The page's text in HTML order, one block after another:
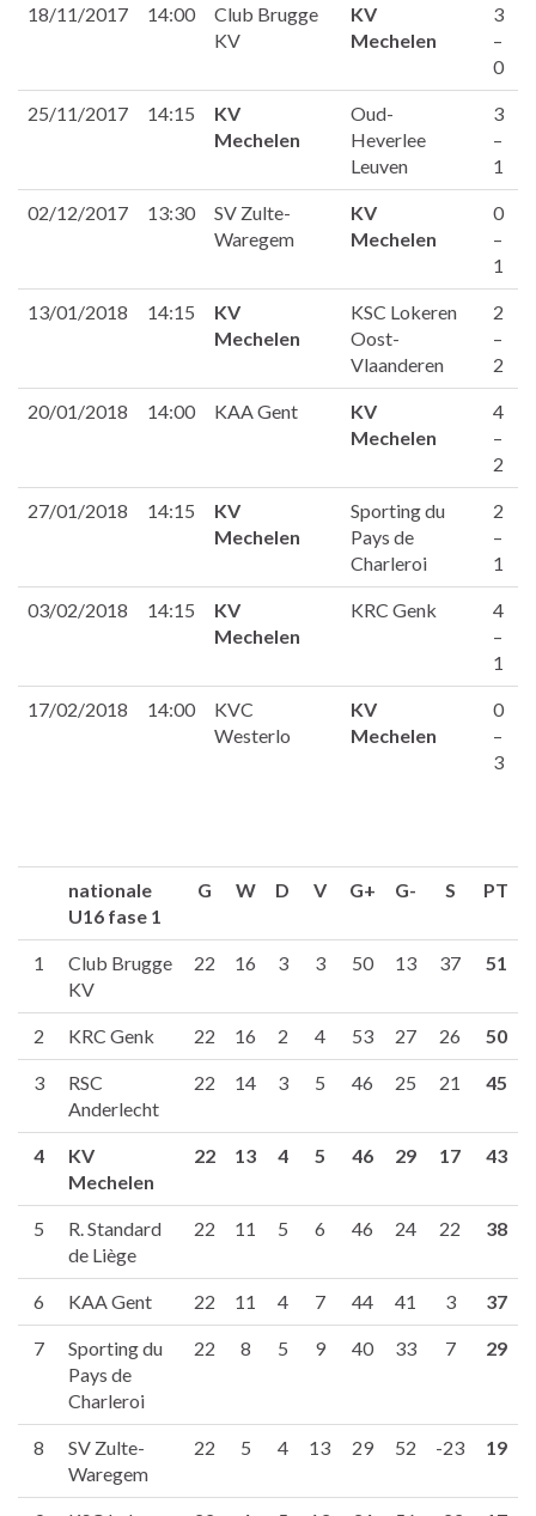
18/11/2017 14:00
Club Brugge
KV
KV
Mechelen
3
–
0
25/11/2017 14:15
KV
Mechelen
Oud-
Heverlee
Leuven
3
–
1
02/12/2017 13:30
SV Zulte-
Waregem
KV
Mechelen
0
–
1
13/01/2018 14:15
KV
Mechelen
KSC Lokeren
Oost-
Vlaanderen
2
–
2
20/01/2018 14:00 KAA Gent
KV
Mechelen
4
–
2
27/01/2018 14:15
KV
Mechelen
Sporting du
Pays de
Charleroi
2
–
1
03/02/2018 14:15
KV
Mechelen
KRC Genk
4
–
1
17/02/2018 14:00
KVC
Westerlo
KV
Mechelen
0
–
3
nationale
U16 fase 1
G W D V G+ G- S PT
1
Club Brugge
KV
22 16 3 3 50 13 37 51
2 KRC Genk 22 16 2 4 53 27 26 50
3
RSC
Anderlecht
22 14 3 5 46 25 21 45
4
KV
Mechelen
22 13 4 5 46 29 17 43
5
R. Standard
de Liège
22 11 5 6 46 24 22 38
6 KAA Gent 22 11 4 7 44 41 3 37
7
Sporting du
Pays de
Charleroi
22 8 5 9 40 33 7 29
8
SV Zulte-
Waregem
22 5 4 13 29 52 -23 19